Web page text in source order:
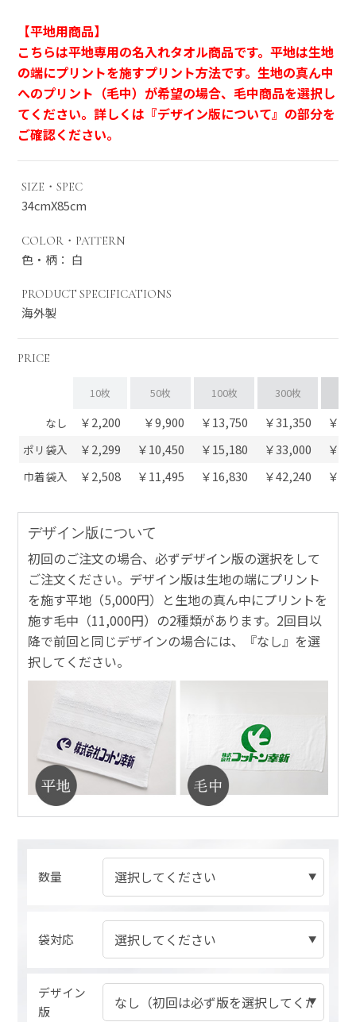
【平地用商品】
こちらは平地専用の名入れタオル商品です。平地は生地
の端にプリントを施すプリント方法です。生地の真ん中
へのプリント（毛中）が希望の場合、毛中商品を選択し
てください。詳しくは『デザイン版について』の部分を
ご確認ください。
SIZE・SPEC
34cmX85cm
COLOR・PATTERN
色・柄： 白
PRODUCT SPECIFICATIONS
海外製
PRICE
10枚 50枚 100枚 300枚
なし ￥2,200 ￥9,900 ￥13,750 ￥31,350 ￥
ポリ袋入 ￥2,299 ￥10,450 ￥15,180 ￥33,000 ￥
巾着袋入 ￥2,508 ￥11,495 ￥16,830 ￥42,240 ￥
デザイン版について
初回のご注文の場合、必ずデザイン版の選択をして
ご注文ください。デザイン版は生地の端にプリント
を施す平地（5,000円）と生地の真ん中にプリントを
施す毛中（11,000円）の2種類があります。2回目以
降で前回と同じデザインの場合には、『なし』を選
択してください。
数量
袋対応
デザイン
版